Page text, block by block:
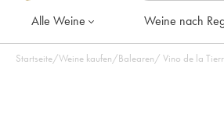
Alle Weine Weine nach
Startseite/Weine kaufen/Balearen/ Vino de la